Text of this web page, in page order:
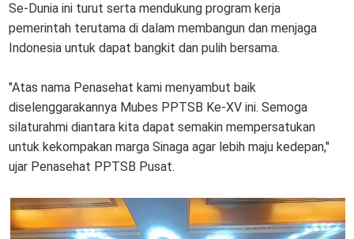
Se-Dunia ini turut serta mendukung program kerja
pemerintah terutama di dalam membangun dan menjaga
Indonesia untuk dapat bangkit dan pulih bersama.
"Atas nama Penasehat kami menyambut baik
diselenggarakannya Mubes PPTSB Ke-XV ini. Semoga
silaturahmi diantara kita dapat semakin mempersatukan
untuk kekompakan marga Sinaga agar lebih maju kedepan,"
ujar Penasehat PPTSB Pusat.